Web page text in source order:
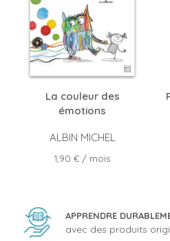
La couleur des
émotions
ALBIN MICHEL
Prix
1,90 € / mois
APPRENDRE
avec des produits